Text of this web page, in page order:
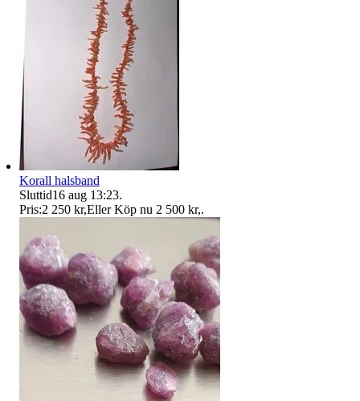
Korall halsband
Sluttid16 aug 13:23.
Pris:2 250 kr,Eller Köp nu 2 500 kr,.